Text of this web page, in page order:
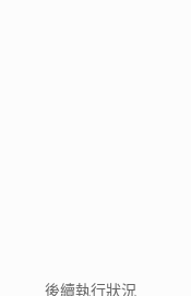
後續執行狀況